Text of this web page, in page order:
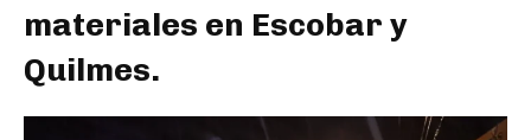
materiales en Escobar y
Quilmes.